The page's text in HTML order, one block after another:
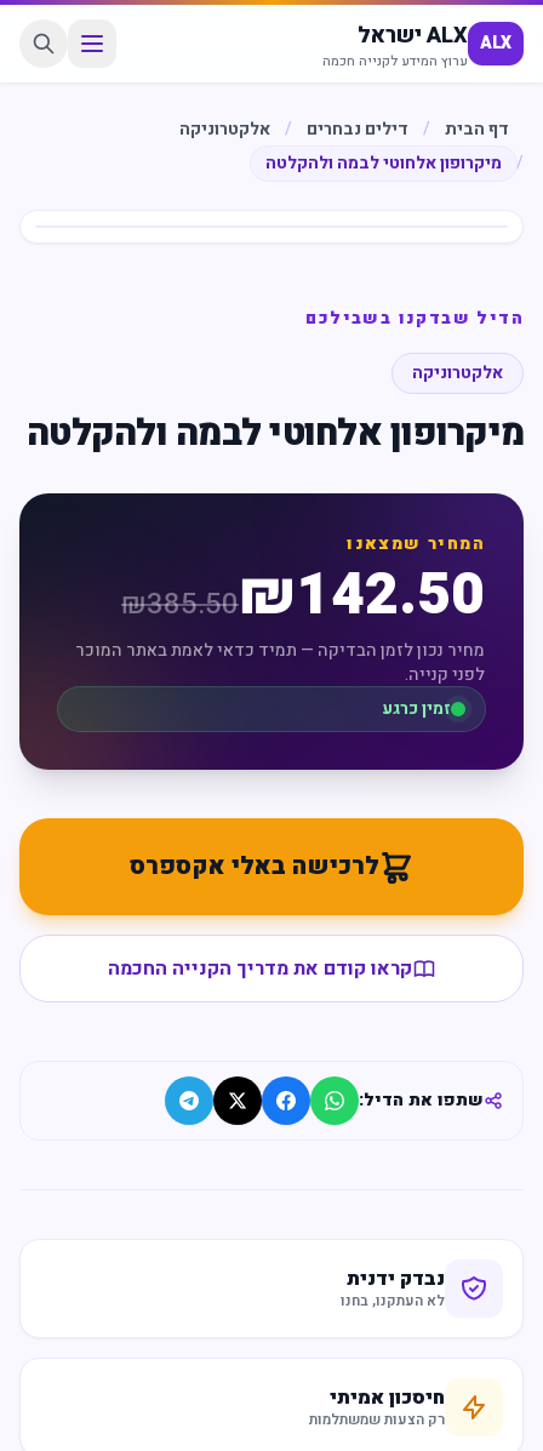
ALX ALX ישראל
ערוץ המידע לקנייה חכמה
דף הבית / דילים נבחרים / אלקטרוניקה
/
מיקרופון אלחוטי לבמה ולהקלטה
הדיל שבדקנו בשבילכם
אלקטרוניקה
מיקרופון אלחוטי לבמה ולהקלטה
המחיר שמצאנו
₪142.50
₪385.50
מחיר נכון לזמן הבדיקה — תמיד כדאי לאמת באתר המוכר
לפני קנייה.
זמין כרגע
לרכישה באלי אקספרס
קראו קודם את מדריך הקנייה החכמה
שתפו את הדיל:
נבדק ידנית
לא העתקנו, בחנו
חיסכון אמיתי
רק הצעות שמשתלמות